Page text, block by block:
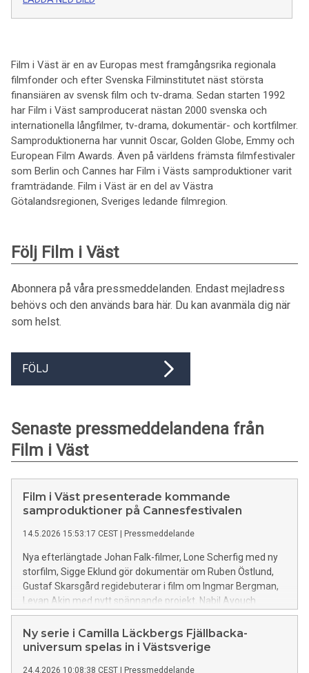
Film i Väst är en av Europas mest framgångsrika regionala
filmfonder och efter Svenska Filminstitutet näst största
finansiären av svensk film och tv-drama. Sedan starten 1992
har Film i Väst samproducerat nästan 2000 svenska och
internationella långfilmer, tv-drama, dokumentär- och kortfilmer.
Samproduktionerna har vunnit Oscar, Golden Globe, Emmy och
European Film Awards. Även på världens främsta filmfestivaler
som Berlin och Cannes har Film i Västs samproduktioner varit
framträdande. Film i Väst är en del av Västra
Götalandsregionen, Sveriges ledande filmregion.
Följ Film i Väst
Abonnera på våra pressmeddelanden. Endast mejladress
behövs och den används bara här. Du kan avanmäla dig när
som helst.
FÖLJ
Senaste pressmeddelandena från
Film i Väst
Film i Väst presenterade kommande
samproduktioner på Cannesfestivalen
14.5.2026 15:53:17 CEST Pressmeddelande
Nya efterlängtade Johan Falk-filmer, Lone Scherfig med ny
storfilm, Sigge Eklund gör dokumentär om Ruben Östlund,
Gustaf Skarsgård regidebuterar i film om Ingmar Bergman,
Levan Akin med nytt spännande projekt, Nabil Ayouch
regisserar med Noomi Rapace i huvudrollen och två nya
talangprojekt. Det var nyheterna som Film i Väst
presenterade på sin traditionsenliga presskonferens under
Ny serie i Camilla Läckbergs Fjällbacka-
universum spelas in i Västsverige
24.4.2026 10:08:38 CEST Pressmeddelande